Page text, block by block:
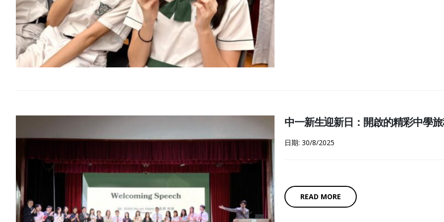
中一新生迎新日：開啟的精彩中學
日期: 30/8/2025
READ MORE